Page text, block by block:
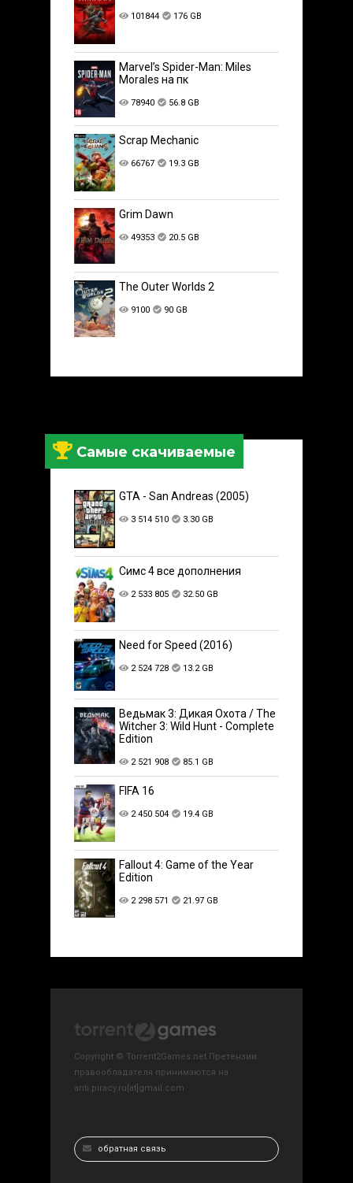
101844 176 GB
Marvel’s Spider-Man: Miles
Morales на пк
78940 56.8 GB
Scrap Mechanic
66767 19.3 GB
Grim Dawn
49353 20.5 GB
The Outer Worlds 2
9100 90 GB
Самые скачиваемые
GTA - San Andreas (2005)
3 514 510 3.30 GB
Симс 4 все дополнения
2 533 805 32.50 GB
Need for Speed (2016)
2 524 728 13.2 GB
Ведьмак 3: Дикая Охота / The
Witcher 3: Wild Hunt - Complete
Edition
2 521 908 85.1 GB
FIFA 16
2 450 504 19.4 GB
Fallout 4: Game of the Year
Edition
2 298 571 21.97 GB
Copyright © Torrent2Games.net Претензии
правообладателя принимаются на
anti.piracy.ru[at]gmail.com
обратная связь